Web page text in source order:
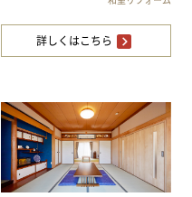
詳しくはこちら